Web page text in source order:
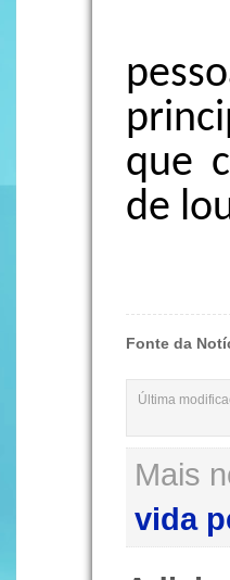
que
de
Fonte da
Última
Mais
vida